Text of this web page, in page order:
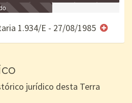
HomologadaRegistrada
e/ou
Restrição
1.934/E - 27/08/1985
jurídico desta Terra